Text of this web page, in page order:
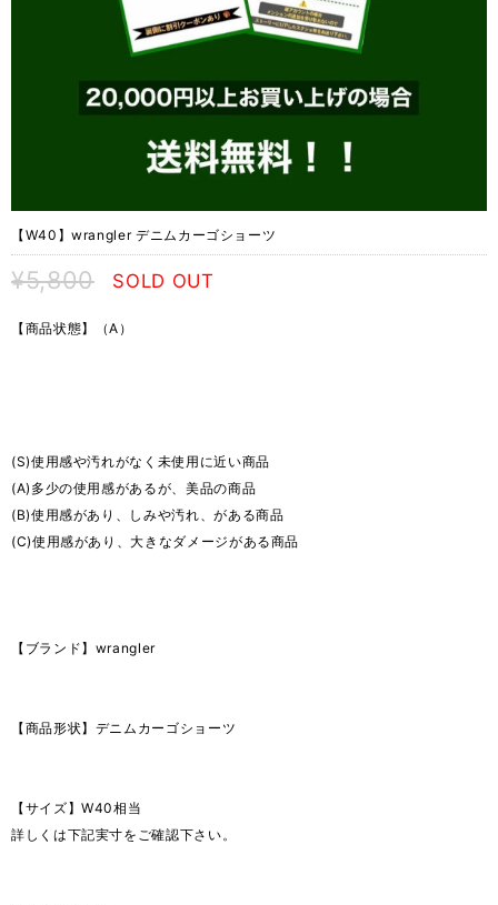
【W40】wrangler デニムカーゴショーツ
¥5,800 SOLD OUT
【商品状態】（A）
(S)使用感や汚れがなく未使用に近い商品
(A)多少の使用感があるが、美品の商品
(B)使用感があり、しみや汚れ、がある商品
(C)使用感があり、大きなダメージがある商品
【ブランド】wrangler
【商品形状】デニムカーゴショーツ
【サイズ】W40相当
詳しくは下記実寸をご確認下さい。